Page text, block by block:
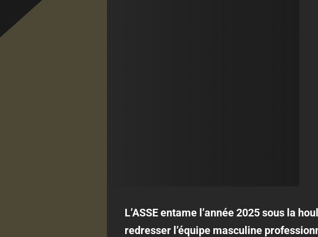
L’ASSE entame l’année 2025 sous la
redresser l’équipe masculine